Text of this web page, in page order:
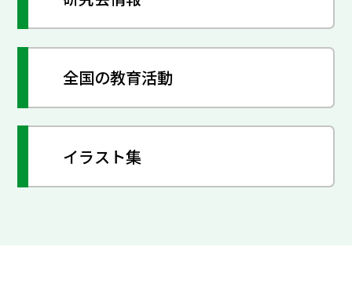
全国の教育活動
イラスト集